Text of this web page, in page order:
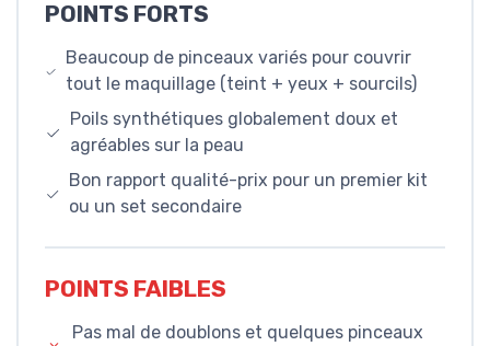
POINTS FORTS
Beaucoup de pinceaux variés pour couvrir
tout le maquillage (teint + yeux + sourcils)
Poils synthétiques globalement doux et
agréables sur la peau
Bon rapport qualité-prix pour un premier kit
ou un set secondaire
POINTS FAIBLES
Pas mal de doublons et quelques pinceaux